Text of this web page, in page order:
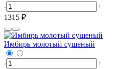
-
+
1315 ₽
Имбирь молотый сушеный
-
+